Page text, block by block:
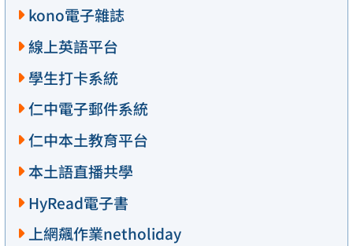
kono電子雜誌
線上英語平台
學生打卡系統
仁中電子郵件系統
仁中本土教育平台
本土語直播共學
HyRead電子書
上網飆作業netholiday